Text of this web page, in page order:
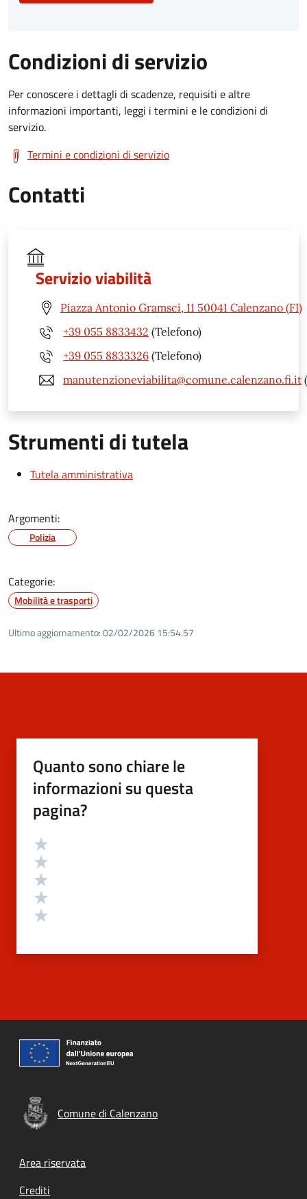
Condizioni di servizio
Per conoscere i dettagli di scadenze, requisiti e altre
informazioni importanti, leggi i termini e le condizioni di
servizio.
Termini e condizioni di servizio
Contatti
Servizio viabilità
Piazza Antonio Gramsci, 11 50041 Calenzano (FI)
+39 055 8833432 (Telefono)
+39 055 8833326 (Telefono)
manutenzioneviabilita@comune.calenzano.fi.it
Strumenti di tutela
Tutela amministrativa
Argomenti:
Polizia
Categorie:
Mobilità e trasporti
Ultimo aggiornamento:02/02/2026 15:54.57
Quanto sono chiare le
informazioni su questa
pagina?
Valutazione
Comune di Calenzano
Footer menu
Area riservata
Crediti